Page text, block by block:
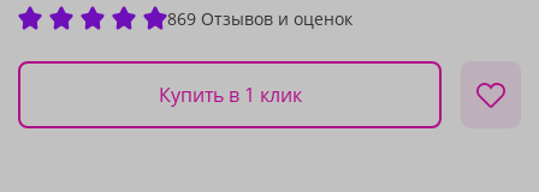
869 Отзывов и оценок
Купить в 1 клик